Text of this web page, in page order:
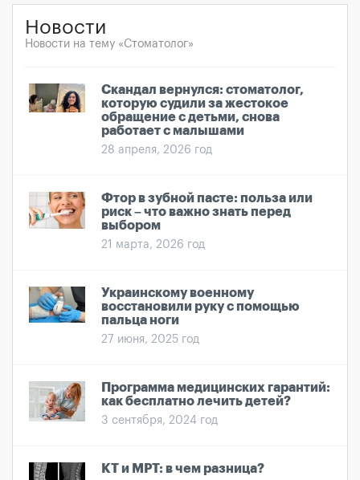
Новости
Новости на тему «Стоматолог»
Скандал вернулся: стоматолог,
которую судили за жестокое
обращение с детьми, снова
работает с малышами
28 апреля, 2026 год
Фтор в зубной пасте: польза или
риск – что важно знать перед
выбором
21 марта, 2026 год
Украинскому военному
восстановили руку с помощью
пальца ноги
27 июня, 2025 год
Программа медицинских гарантий:
как бесплатно лечить детей?
3 сентября, 2024 год
КТ и МРТ: в чем разница?